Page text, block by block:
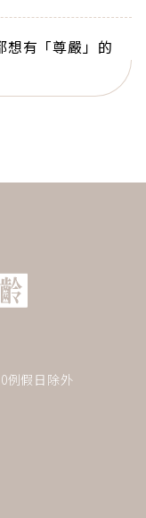
想有「尊嚴」的
例假日除外